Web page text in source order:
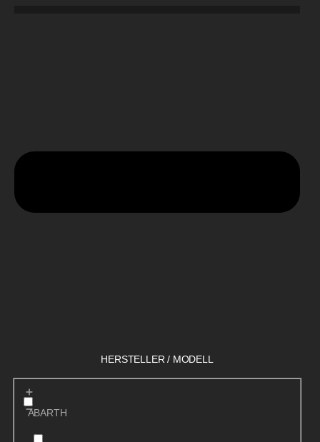
HERSTELLER / MODELL
ABARTH